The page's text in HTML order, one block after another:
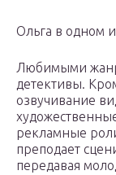
Ольга в одном
Любимыми
детективы.
озвучивание
рекламные
преподает
передавая